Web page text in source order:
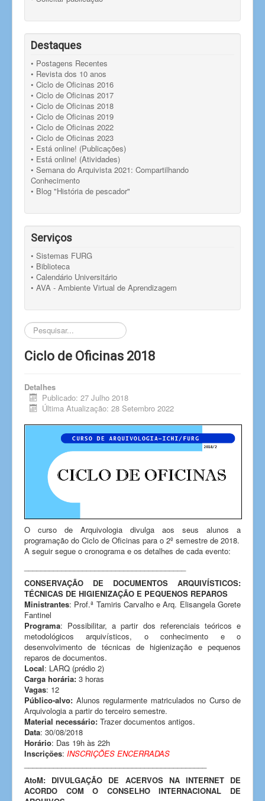
Destaques
• Postagens Recentes
• Revista dos 10 anos
• Ciclo de Oficinas 2016
• Ciclo de Oficinas 2017
• Ciclo de Oficinas 2018
• Ciclo de Oficinas 2019
• Ciclo de Oficinas 2022
• Ciclo de Oficinas 2023
• Está online! (Publicações)
• Está online! (Atividades)
• Semana do Arquivista 2021: Compartilhando
Conhecimento
• Blog "História de pescador"
Serviços
• Sistemas FURG
• Biblioteca
• Calendário Universitário
• AVA - Ambiente Virtual de Aprendizagem
Pesquisar...
Ciclo de Oficinas 2018
Detalhes
Publicado: 27 Julho 2018
Última Atualização: 28 Setembro 2022
O curso de Arquivologia divulga aos seus alunos a
programação do Ciclo de Oficinas para o 2º semestre de 2018.
A seguir segue o cronograma e os detalhes de cada evento:
CONSERVAÇÃO DE DOCUMENTOS ARQUIVÍSTICOS:
TÉCNICAS DE HIGIENIZAÇÃO E PEQUENOS REPAROS
Ministrantes: Prof.ª Tamiris Carvalho e Arq. Elisangela Gorete
Fantinel
Programa: Possibilitar, a partir dos referenciais teóricos e
metodológicos arquivísticos, o conhecimento e o
desenvolvimento de técnicas de higienização e pequenos
reparos de documentos.
Local: LARQ (prédio 2)
Carga horária: 3 horas
Vagas: 12
Público-alvo: Alunos regularmente matriculados no Curso de
Arquivologia a partir do terceiro semestre.
Material necessário: Trazer documentos antigos.
Data: 30/08/2018
Horário: Das 19h às 22h
Inscrições: INSCRIÇÕES ENCERRADAS
AtoM: DIVULGAÇÃO DE ACERVOS NA INTERNET DE
ACORDO COM O CONSELHO INTERNACIONAL DE